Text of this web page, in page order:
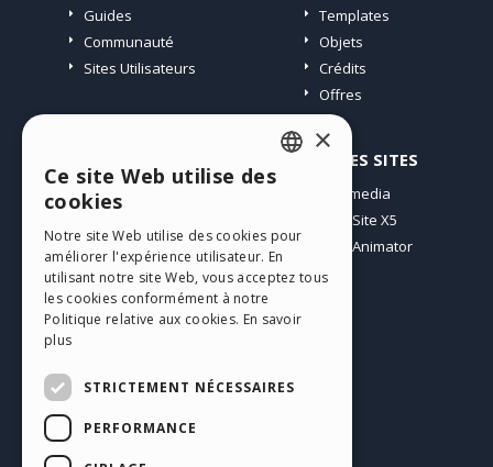
Guides
Communauté
Sites Utilisateurs
Templates
Objets
Crédits
Offres
Mes Messages
Télécharger
Espace Web
Mes Crédits
AUTRES SITES
Incomedia
WebSite X5
WebAnimator
Français
ENGLISH
GERMAN
SPANISH
×
Ce site Web utilise des
cookies
Notre site Web utilise des cookies pour
améliorer l'expérience utilisateur. En
utilisant notre site Web, vous acceptez tous
les cookies conformément à notre
Politique relative aux cookies. En savoir
plus
STRICTEMENT NÉCESSAIRES
PERFORMANCE